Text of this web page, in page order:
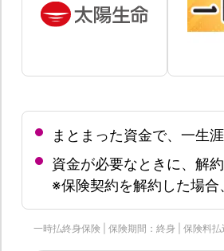
まとまった資金で、一生
資金が必要なときに、解
※保険契約を解約した場合
一時払終身保険 | 保険期間：終身 | 保険料